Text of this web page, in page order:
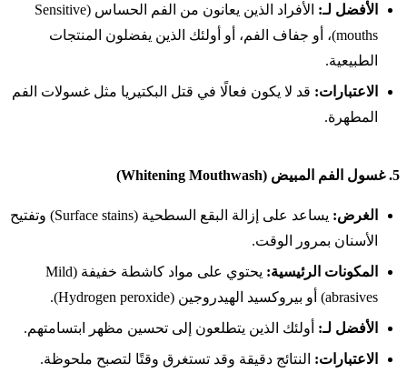
الأفضل لـ:
الأفراد الذين يعانون من الفم الحساس (Sensitive
mouths)، أو جفاف الفم، أو أولئك الذين يفضلون المنتجات
الطبيعية.
الاعتبارات: قد لا يكون فعالًا في قتل البكتيريا مثل غسولات الفم
المطهرة.
5. غسول الفم المبيض (Whitening Mouthwash)
الغرض:
يساعد على إزالة البقع السطحية (Surface stains) وتفتيح
الأسنان بمرور الوقت.
المكونات الرئيسية:
يحتوي على مواد كاشطة خفيفة (Mild
abrasives) أو بيروكسيد الهيدروجين (Hydrogen peroxide).
الأفضل لـ: أولئك الذين يتطلعون إلى تحسين مظهر ابتسامتهم.
الاعتبارات: النتائج دقيقة وقد تستغرق وقتًا لتصبح ملحوظة.